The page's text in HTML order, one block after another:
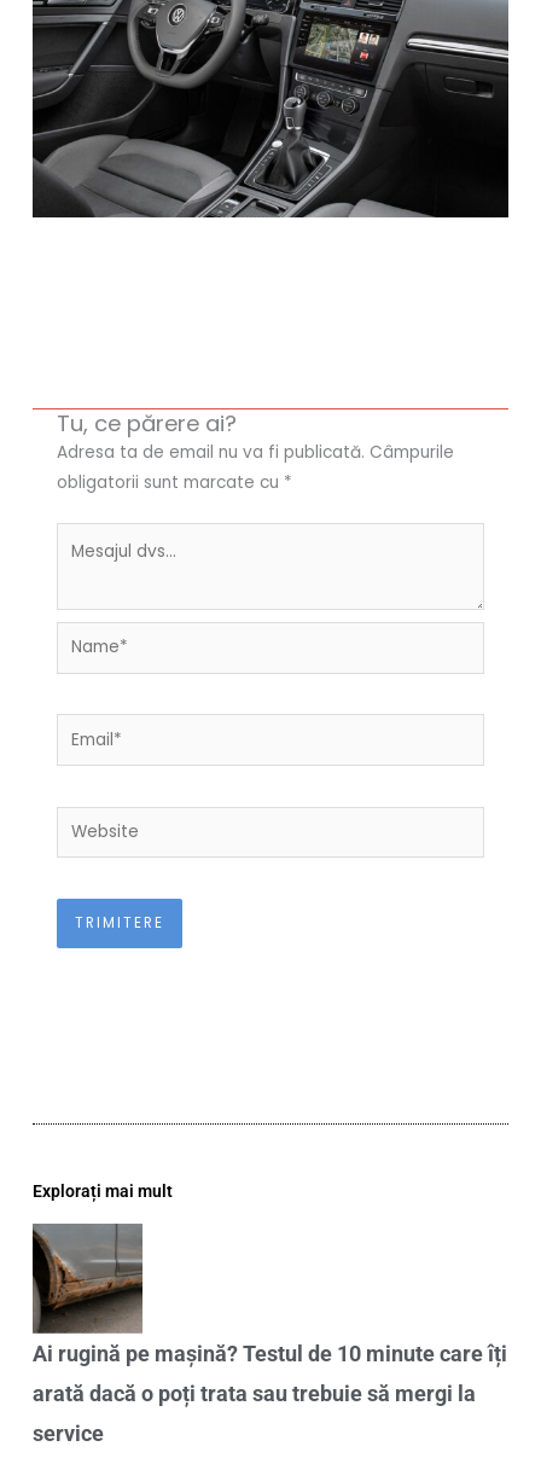
Tu, ce părere ai?
Adresa ta de email nu va fi publicată. Câmpurile
obligatorii sunt marcate cu *
Name*
Email*
Website
Explorați mai mult
Ai rugină pe mașină? Testul de 10 minute care îți
arată dacă o poți trata sau trebuie să mergi la
service